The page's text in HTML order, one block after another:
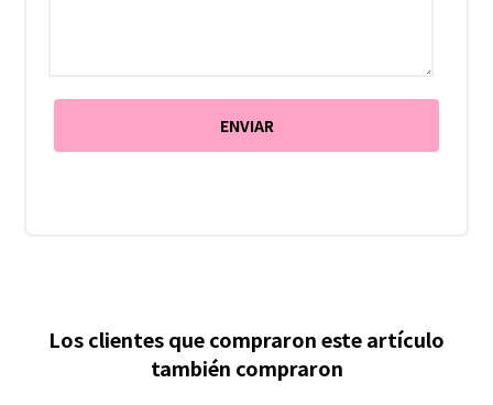
Los clientes que compraron este artículo
también compraron